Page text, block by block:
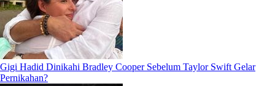
Gigi Hadid Dinikahi Bradley Cooper Sebelum Taylor Swift Gelar
Pernikahan?